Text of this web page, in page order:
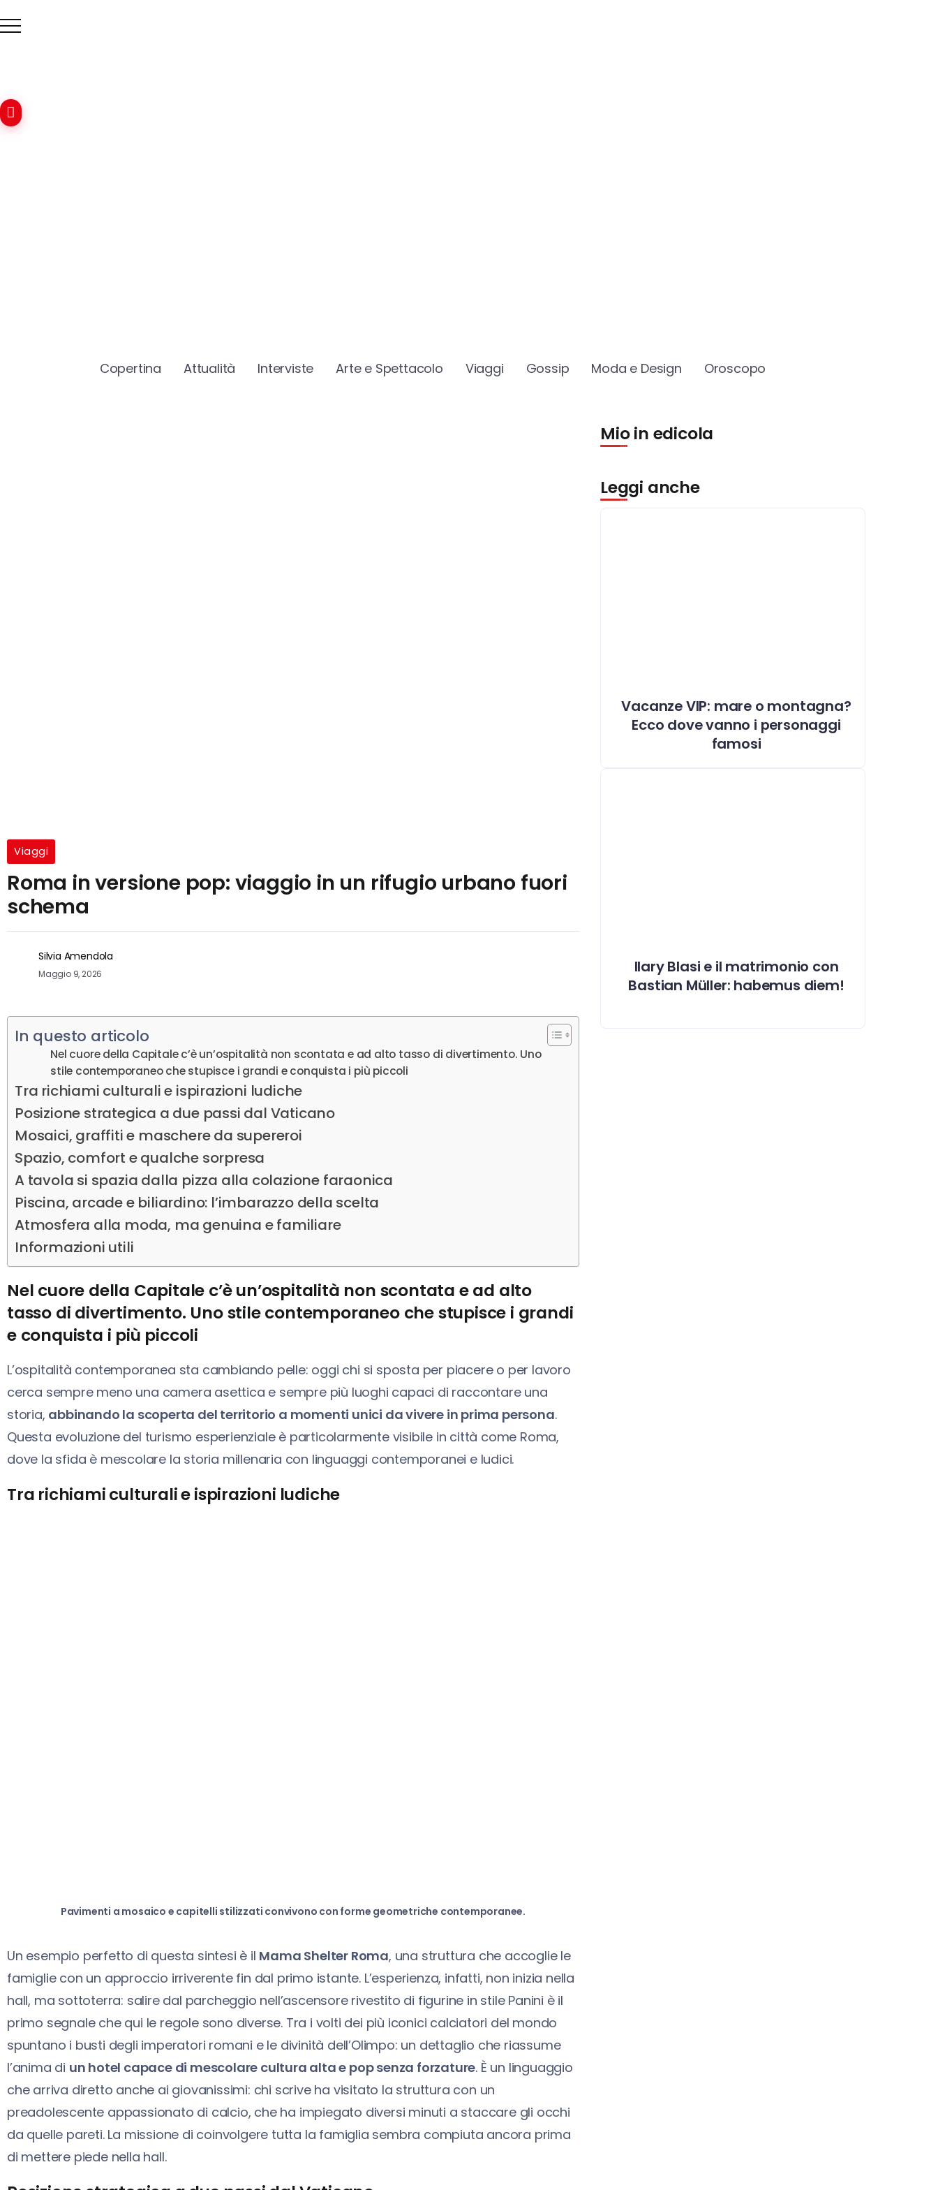
Copertina Attualità Interviste Arte e Spettacolo Viaggi Gossip Moda e Design Oroscopo
Viaggi
Roma in versione pop: viaggio in un rifugio urbano fuori
schema
Silvia Amendola
Maggio 9, 2026
In questo articolo
Nel cuore della Capitale c’è un’ospitalità non scontata e ad alto tasso di divertimento. Uno
stile contemporaneo che stupisce i grandi e conquista i più piccoli
Tra richiami culturali e ispirazioni ludiche
Posizione strategica a due passi dal Vaticano
Mosaici, graffiti e maschere da supereroi
Spazio, comfort e qualche sorpresa
A tavola si spazia dalla pizza alla colazione faraonica
Piscina, arcade e biliardino: l’imbarazzo della scelta
Atmosfera alla moda, ma genuina e familiare
Informazioni utili
Nel cuore della Capitale c’è un’ospitalità non scontata e ad alto
tasso di divertimento. Uno stile contemporaneo che stupisce i grandi
e conquista i più piccoli
L’ospitalità contemporanea sta cambiando pelle: oggi chi si sposta per piacere o per lavoro
cerca sempre meno una camera asettica e sempre più luoghi capaci di raccontare una
storia, abbinando la scoperta del territorio a momenti unici da vivere in prima persona.
Questa evoluzione del turismo esperienziale è particolarmente visibile in città come Roma,
dove la sfida è mescolare la storia millenaria con linguaggi contemporanei e ludici.
Tra richiami culturali e ispirazioni ludiche
Pavimenti a mosaico e capitelli stilizzati convivono con forme geometriche contemporanee.
Un esempio perfetto di questa sintesi è il Mama Shelter Roma, una struttura che accoglie le
famiglie con un approccio irriverente fin dal primo istante. L’esperienza, infatti, non inizia nella
hall, ma sottoterra: salire dal parcheggio nell’ascensore rivestito di figurine in stile Panini è il
primo segnale che qui le regole sono diverse. Tra i volti dei più iconici calciatori del mondo
spuntano i busti degli imperatori romani e le divinità dell’Olimpo: un dettaglio che riassume
l’anima di un hotel capace di mescolare cultura alta e pop senza forzature. È un linguaggio
che arriva diretto anche ai giovanissimi: chi scrive ha visitato la struttura con un
preadolescente appassionato di calcio, che ha impiegato diversi minuti a staccare gli occhi
da quelle pareti. La missione di coinvolgere tutta la famiglia sembra compiuta ancora prima
di mettere piede nella hall.
Mio in edicola
Leggi anche
Vacanze VIP: mare o montagna?
Ecco dove vanno i personaggi
famosi
Ilary Blasi e il matrimonio con
Bastian Müller: habemus diem!